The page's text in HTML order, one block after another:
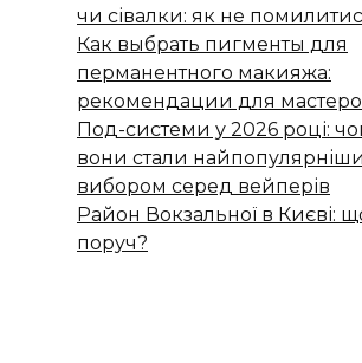
чи сівалки: як не
Как выбрать пигменты для
перманентного макияжа:
рекомендации для
Под-системи у 2026 році:
вони стали
вибором серед вейперів
Район Вокзальної в Києві:
поруч?